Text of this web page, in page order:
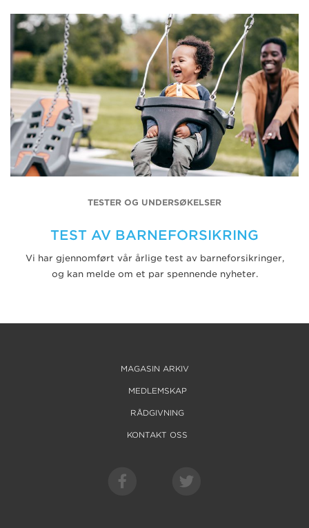
TESTER OG UNDERSØKELSER
TEST AV BARNEFORSIKRING
Vi har gjennomført vår årlige test av barneforsikringer,
og kan melde om et par spennende nyheter.
MAGASIN ARKIV
MEDLEMSKAP
RÅDGIVNING
KONTAKT OSS